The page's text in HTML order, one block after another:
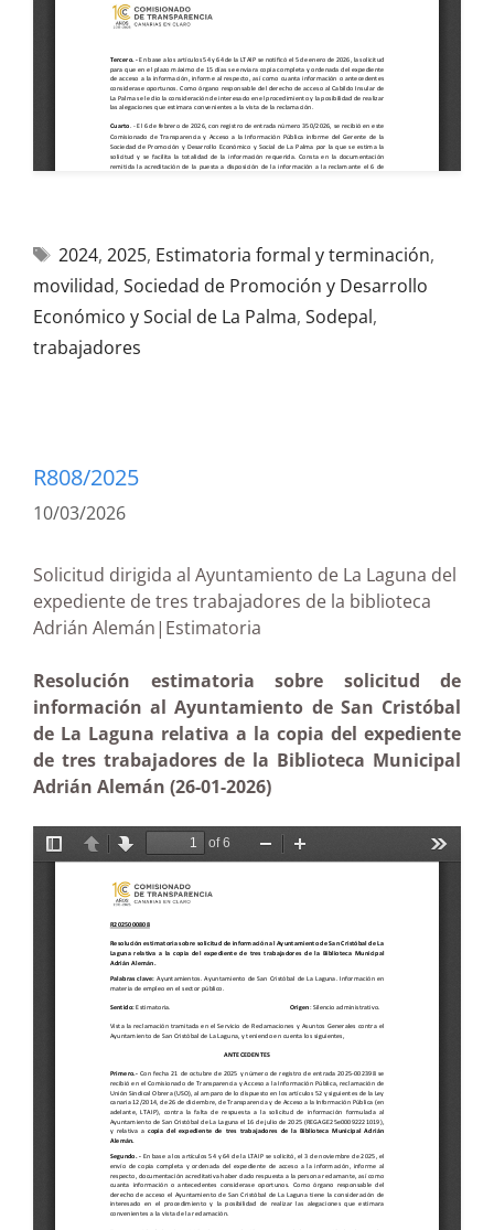
2024, 2025, Estimatoria formal y terminación,
movilidad, Sociedad de Promoción y Desarrollo
Económico y Social de La Palma, Sodepal,
trabajadores
R808/2025
10/03/2026
Solicitud dirigida al Ayuntamiento de La Laguna del
expediente de tres trabajadores de la biblioteca
Adrián Alemán|Estimatoria
Resolución estimatoria sobre solicitud de
información al Ayuntamiento de San Cristóbal
de La Laguna relativa a la copia del expediente
de tres trabajadores de la Biblioteca Municipal
Adrián Alemán (26-01-2026)